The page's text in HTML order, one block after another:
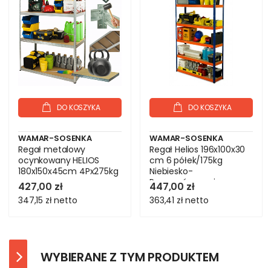
DO KOSZYKA
WAMAR-SOSENKA
Regał metalowy
ocynkowany HELIOS
180x150x45cm 4Px275kg
427,00 zł
347,15 złnetto
DO KOSZYKA
WAMAR-SOSENKA
Regał Helios 196x100x30
cm 6 półek/175kg
Niebiesko-
Pomarańczowyi
447,00 zł
363,41 złnetto
WYBIERANE Z TYM PRODUKTEM